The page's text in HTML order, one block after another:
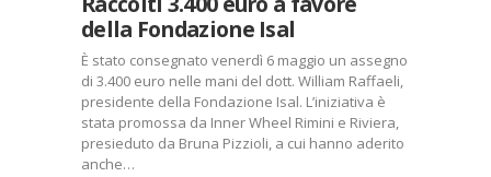
della Fondazione Isal
È stato consegnato venerdì 6 maggio un assegno
di 3.400 euro nelle mani del dott. William Raffaeli,
presidente della Fondazione Isal. L’iniziativa è
stata promossa da Inner Wheel Rimini e Riviera,
presieduto da Bruna Pizzioli, a cui hanno aderito
anche…